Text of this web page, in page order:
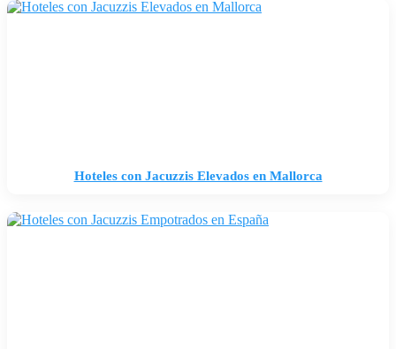
Hoteles con Jacuzzis Elevados en Mallorca